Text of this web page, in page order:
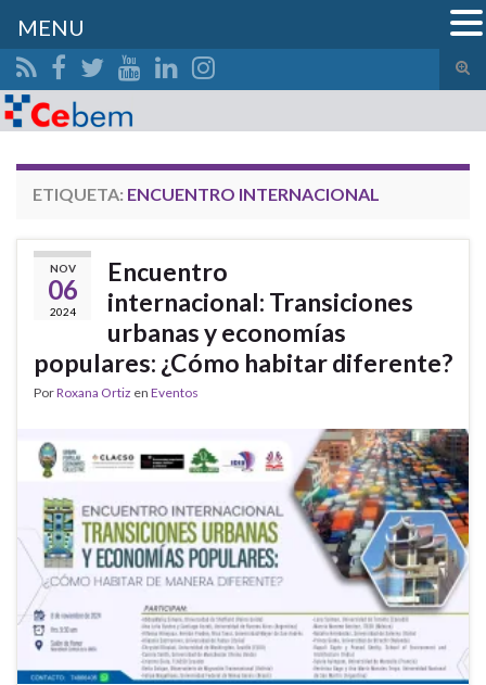
el
Search for:
ETIQUETA: ENCUENTRO INTERNACIONAL
NOV
06
2024
Encuentro
internacional: Transiciones
urbanas y economías
populares: ¿Cómo habitar diferente?
PorRoxana Ortiz en Eventos
MENU